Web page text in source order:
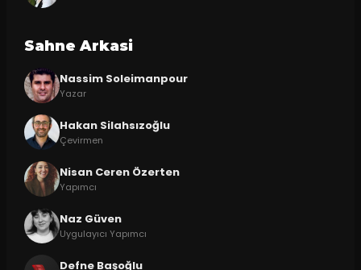
Sahne Arkasi
Nassim Soleimanpour
Yazar
Hakan Silahsızoğlu
Çevirmen
Nisan Ceren Özerten
Yapımcı
Naz Güven
Uygulayıcı Yapımcı
Defne Başoğlu